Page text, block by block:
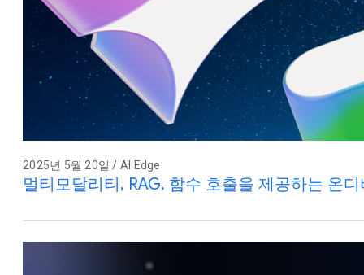
2025년 5월 20일 / AI Edge
멀티모달리티, RAG, 함수 호출을 제공하는 온